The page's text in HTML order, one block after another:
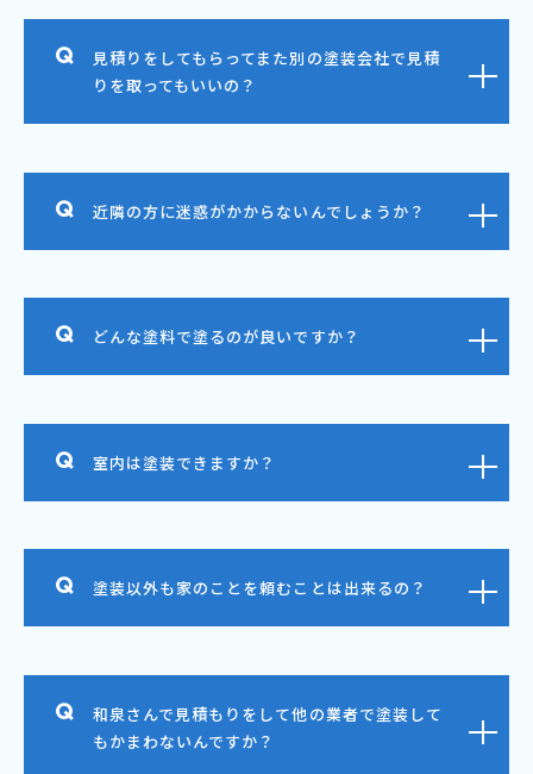
見積りをしてもらってまた別の塗装会社で見積
りを取ってもいいの？
近隣の方に迷惑がかからないんでしょうか？
どんな塗料で塗るのが良いですか？
室内は塗装できますか？
塗装以外も家のことを頼むことは出来るの？
和泉さんで見積もりをして他の業者で塗装して
もかまわないんですか？